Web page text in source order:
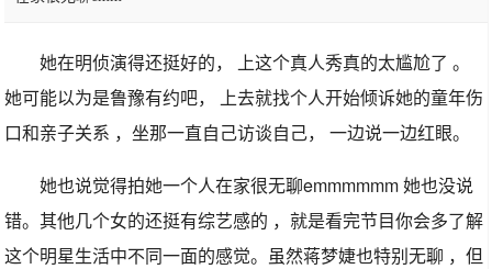
她在明侦演得还挺好的， 上这个真人秀真的太尴尬了 。
她可能以为是鲁豫有约吧， 上去就找个人开始倾诉她的童年伤
口和亲子关系 ，坐那一直自己访谈自己， 一边说一边红眼。
她也说觉得拍她一个人在家很无聊emmmmmm 她也没说
错。其他几个女的还挺有综艺感的 ，就是看完节目你会多了解
这个明星生活中不同一面的感觉。虽然蒋梦婕也特别无聊 ，但